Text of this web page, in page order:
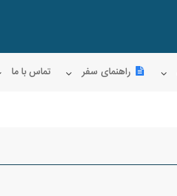
راهنمای سفر تماس با ما